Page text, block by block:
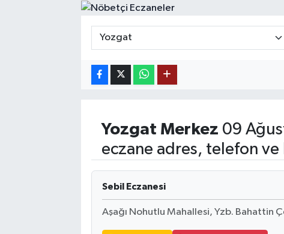
Yozgat Merkez 09
eczane adres, telefon ve
Sebil Eczanesi
Aşağı Nohutlu Mahallesi, Yzb. Bahattin
ÖZEL HABER
RESMİ İLANLAR
SOSYAL YARDIMLAR